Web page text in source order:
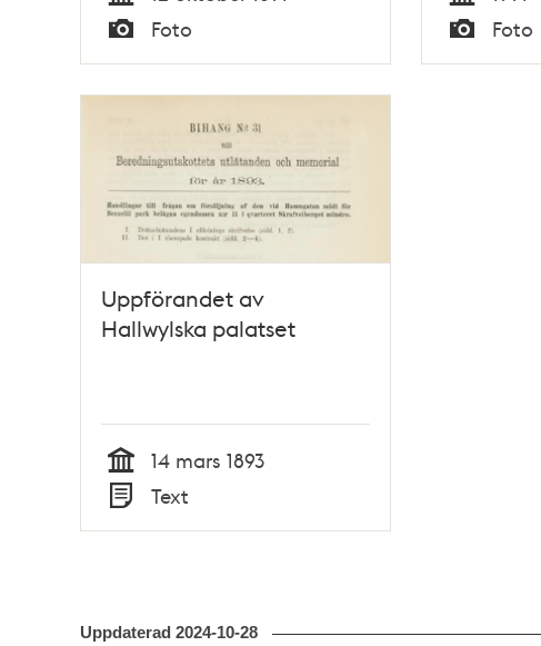
Tid
Typ
Foto Tid
Typ
Foto
Uppförandet av
Hallwylska palatset
Tid
14 mars 1893
Typ
Text
Uppdaterad 2024-10-28